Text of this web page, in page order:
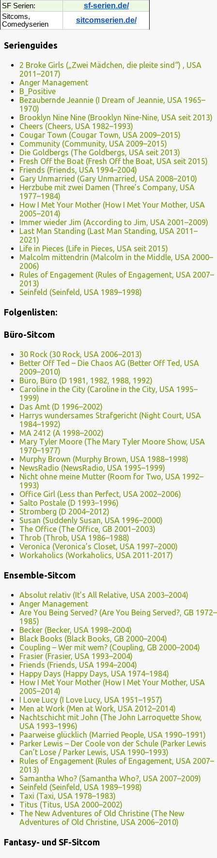
SF Serien: sf-serien.de/
Sitcoms,
Comedyserien
sitcomserien.de/
Serienguides
2 Broke Girls („Zwei Mädchen, die pleite sind“) , USA
2011–2017)
Anger Management
B_Positive
Bezaubernde Jeannie (I Dream of Jeannie, USA 1965–
1970)
Brooklyn Nine Nine (Brooklyn Nine-Nine, USA seit 2013)
Cheers (Cheers, USA 1982–1993)
Cougar Town (Cougar Town, USA 2009–2015)
Community (Community, USA 2009–2015)
Die Goldbergs (The Goldbergs, USA seit 2013)
Fresh Off the Boat (Fresh Off the Boat, USA seit 2015)
Friends (Friends, USA 1994–2004)
Gary Unmarried (Gary Unmarried, USA 2008–2010)
Herzbube mit zwei Damen (Three’s Company, USA
1977–1984)
How I Met Your Mother (How I Met Your Mother, USA
2005–2014)
Immer wieder Jim (According to Jim, USA 2001–2009)
Last Man Standing (Last Man Standing, USA 2011–
2021)
Life in Pieces (Life in Pieces, USA seit 2015)
Malcolm mittendrin (Malcolm in the Middle, USA 2000–
2006)
Rules of Engagement (Rules of Engagement, USA 2007–
2013)
Seinfeld (Seinfeld, USA 1989–1998)
Folgenlisten:
Büro-Sitcom
30 Rock (30 Rock, USA 2006–2013)
Better Off Ted – Die Chaos AG (Better Off Ted, USA
2009–2010)
Büro, Büro (D 1981, 1982, 1988, 1992)
Caroline in the City (Caroline in the City, USA 1995–
1999)
Das Amt (D 1996–2002)
Harrys wundersames Strafgericht (Night Court, USA
1984–1992)
MA 2412 (A 1998–2002)
Mary Tyler Moore (The Mary Tyler Moore Show, USA
1970–1977)
Murphy Brown (Murphy Brown, USA 1988–1998)
NewsRadio (NewsRadio, USA 1995–1999)
Nicht ohne meine Mutter (Room for Two, USA 1992–
1993)
Office Girl (Less than Perfect, USA 2002–2006)
Salto Postale (D 1993–1996)
Stromberg (D 2004–2012)
Susan (Suddenly Susan, USA 1996–2000)
The Office (The Office, GB 2001–2003)
Throb (Throb, USA 1986–1988)
Veronica (Veronica’s Closet, USA 1997–2000)
Workaholics (Workaholics, USA 2011-2017)
Ensemble-Sitcom
Absolut relativ (It’s All Relative, USA 2003–2004)
Anger Management
Are You Being Served? (Are You Being Served?, GB 1972–
1985)
Becker (Becker, USA 1998–2004)
Black Books (Black Books, GB 2000–2004)
Coupling – Wer mit wem? (Coupling, GB 2000–2004)
Frasier (Frasier, USA 1993–2004)
Friends (Friends, USA 1994–2004)
Happy Days (Happy Days, USA 1974–1984)
How I Met Your Mother (How I Met Your Mother, USA
2005–2014)
I Love Lucy (I Love Lucy, USA 1951–1957)
Men at Work (Men at Work, USA 2012–2014)
Nachtschicht mit John (The John Larroquette Show,
USA 1993–1996)
Paarweise glücklich (Married People, USA 1990–1991)
Parker Lewis – Der Coole von der Schule (Parker Lewis
Can’t Lose / Parker Lewis, USA 1990–1993)
Rules of Engagement (Rules of Engagement, USA 2007–
2013)
Samantha Who? (Samantha Who?, USA 2007–2009)
Seinfeld (Seinfeld, USA 1989–1998)
Taxi (Taxi, USA 1978–1983)
Titus (Titus, USA 2000–2002)
The New Adventures of Old Christine (The New
Adventures of Old Christine, USA 2006–2010)
Fantasy- und SF-Sitcom